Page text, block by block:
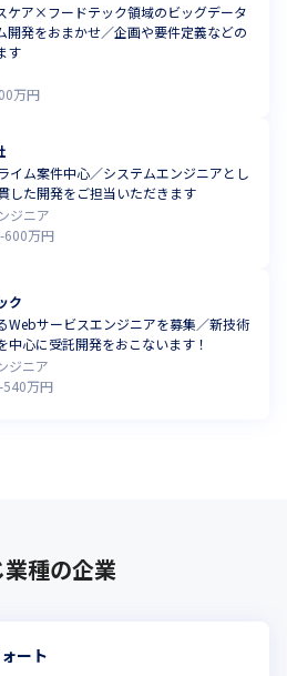
ケア×フードテック領域のビッグデータ
開発をおまかせ／企画や要件定義などの
す
万円
イム案件中心／システムエンジニアとし
した開発をご担当いただきます
ジニア
-600万円
ク
Webサービスエンジニアを募集／新技術
中心に受託開発をおこないます！
ジニア
-540万円
種の企業
ート